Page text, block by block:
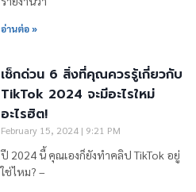
อ่านต่อ »
เช็กด่วน 6 สิ่งที่คุณควรรู้เกี่ยวกับ
TikTok 2024 จะมีอะไรใหม่
อะไรฮิต!
February 15, 2024 9:21 PM
ปี 2024 นี้ คุณเองก็ยังทำคลิป TikTok อยู่
ใช่ไหม? –